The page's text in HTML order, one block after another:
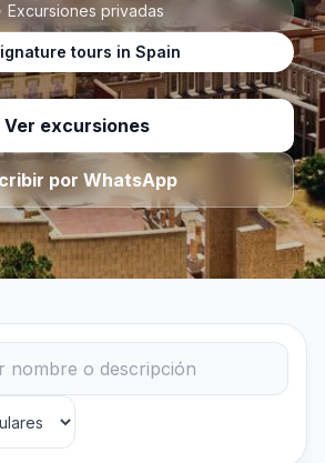
Excursiones privadas
tours in Spain
Ver excursiones
por WhatsApp